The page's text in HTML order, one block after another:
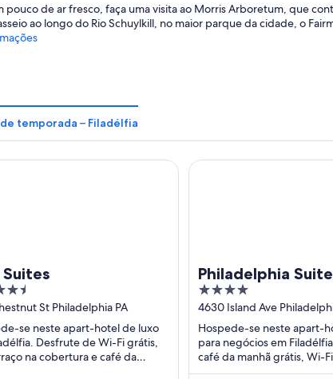
pouco de ar fresco, faça uma visita ao Morris Arboretum, que
ao longo do Rio Schuylkill, no maior parque da cidade, o
temporada – Filadélfia
Suites
St Philadelphia PA
se neste apart-hotel de luxo
Desfrute de Wi-Fi grátis,
na cobertura e café da
Philadelphia
Extended Stay
4
out
of
5
4630 Island Ave
Hospede-se neste apart-
para negócios em
café da manhã grátis, Wi-
piscina externa. Nossos
Philadelphia Suites-